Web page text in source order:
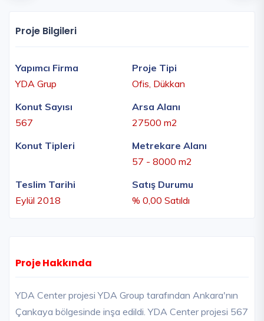
Proje Bilgileri
Yapımcı Firma
YDA Grup
Proje Tipi
Ofis, Dükkan
Konut Sayısı
567
Arsa Alanı
27500 m2
Konut Tipleri
Metrekare Alanı
57 - 8000 m2
Teslim Tarihi
Eylül 2018
Satış Durumu
% 0,00 Satıldı
Proje Hakkında
YDA Center projesi YDA Group tarafından Ankara'nın
Çankaya bölgesinde inşa edildi. YDA Center projesi 567